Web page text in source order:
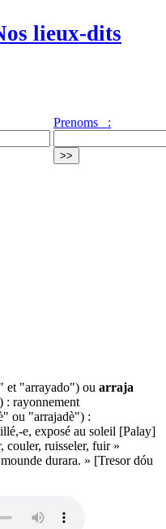
lieux-dits
Prenoms :
et "arrayado") ou arraja
: rayonnement
ou "arrajadè") :
e, exposé au soleil [Palay]
couler, ruisseler, fuir »
durara. » [Tresor dóu